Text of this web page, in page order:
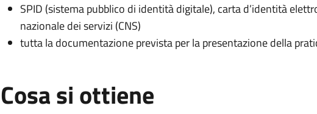
SPID (sistema pubblico di identità digitale), carta d’identità
nazionale dei servizi (CNS)
tutta la documentazione prevista per la presentazione della
Cosa si ottiene